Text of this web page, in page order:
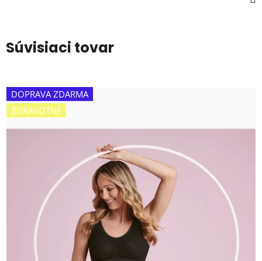
Súvisiaci tovar
DOPRAVA ZDARMA
ZDRAVOTNÉ